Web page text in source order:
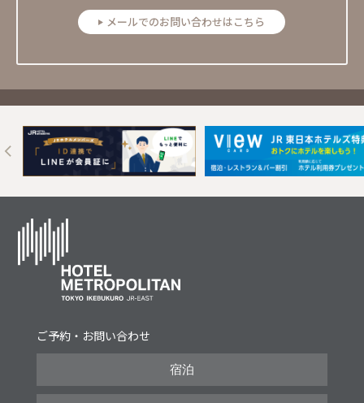
メールでのお問い合わせはこちら
Next
ご予約・お問い合わせ
宿泊